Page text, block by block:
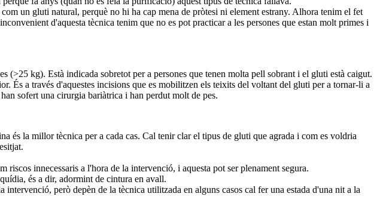
un gluti natural, perquè no hi ha cap mena de pròtesi ni element estrany. Alhora tenim el fet
d'aquesta tècnica tenim que no es pot practicar a les persones que estan molt primes i
(>25 kg). Està indicada sobretot per a persones que tenen molta pell sobrant i el gluti està caigut.
És a través d'aquestes incisions que es mobilitzen els teixits del voltant del gluti per a tornar-li a
sofert una cirurgia bariàtrica i han perdut molt de pes.
és la millor tècnica per a cada cas. Cal tenir clar el tipus de gluti que agrada i com es voldria
innecessaris a l'hora de la intervenció, i aquesta pot ser plenament segura.
és a dir, adormint de cintura en avall.
però depèn de la tècnica utilitzada en alguns casos cal fer una estada d'una nit a la